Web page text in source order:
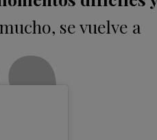
se vuelve a